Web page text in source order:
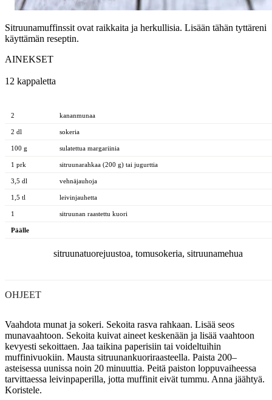
Sitruunamuffinssit ovat raikkaita ja herkullisia. Lisään tähän tyttäreni
käyttämän reseptin.
AINEKSET
12 kappaletta
2 kananmunaa
2 dl sokeria
100 g sulatettua margariinia
1 prk sitruunarahkaa (200 g) tai jugurttia
3,5 dl vehnäjauhoja
1,5 tl leivinjauhetta
1 sitruunan raastettu kuori
Päälle
sitruunatuorejuustoa, tomusokeria, sitruunamehua
OHJEET
Vaahdota munat ja sokeri. Sekoita rasva rahkaan. Lisää seos
munavaahtoon. Sekoita kuivat aineet keskenään ja lisää vaahtoon
kevyesti sekoittaen. Jaa taikina paperisiin tai voideltuihin
muffinivuokiin. Mausta sitruunankuoriraasteella. Paista 200–
asteisessa uunissa noin 20 minuuttia. Peitä paiston loppuvaiheessa
tarvittaessa leivinpaperilla, jotta muffinit eivät tummu. Anna jäähtyä.
Koristele.